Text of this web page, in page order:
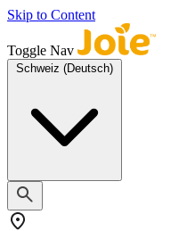
Skip to Content
Toggle Nav
Schweiz (Deutsch)